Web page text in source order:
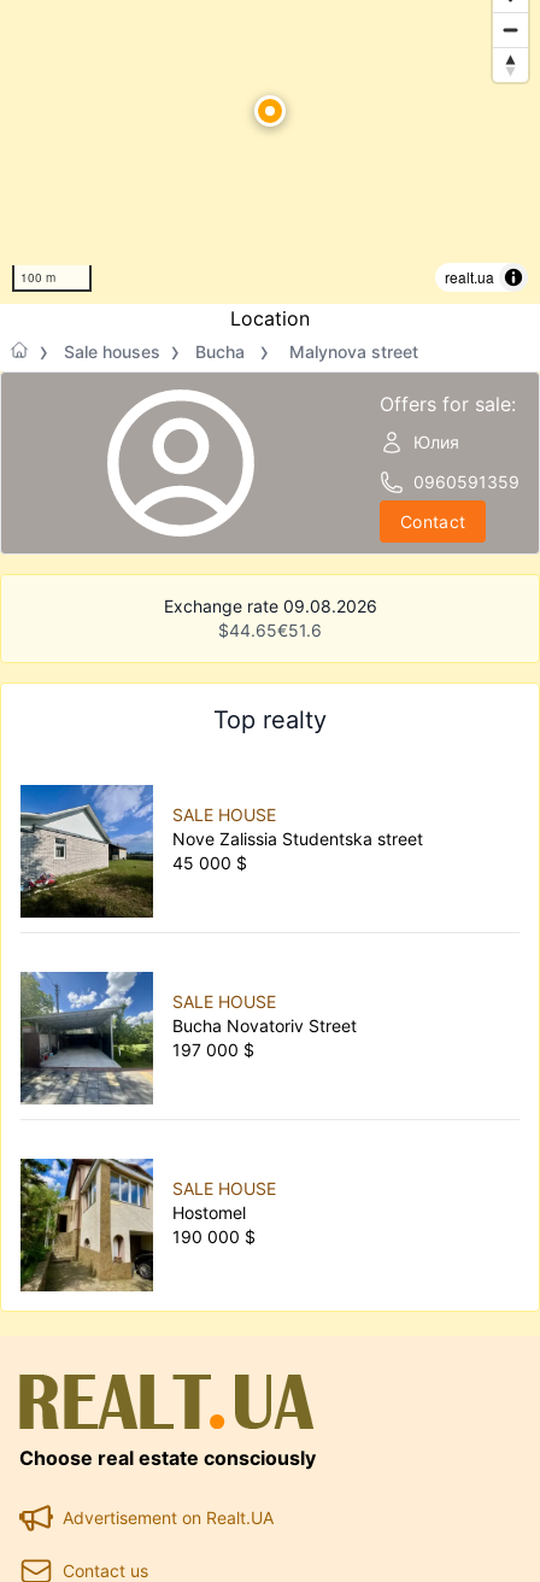
100 m realt.ua
Location
Sale houses Bucha Malynova street
Offers for sale:
Юлия
0960591359
Contact
Exchange rate 09.08.2026
$44.65€51.6
Top realty
SALE HOUSE
Nove Zalissia Studentska street
45 000 $
SALE HOUSE
Bucha Novatoriv Street
197 000 $
SALE HOUSE
Hostomel
190 000 $
Choose real estate consciously
Advertisement on Realt.UA
Contact us